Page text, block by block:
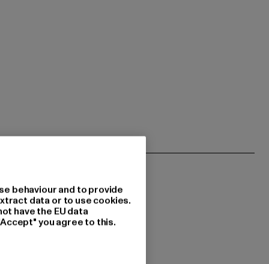
behaviour and to provide
data or to use cookies.
have the EU data
you agree to this.